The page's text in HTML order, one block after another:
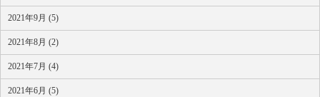
2021年9月 (5)
2021年8月 (2)
2021年7月 (4)
2021年6月 (5)